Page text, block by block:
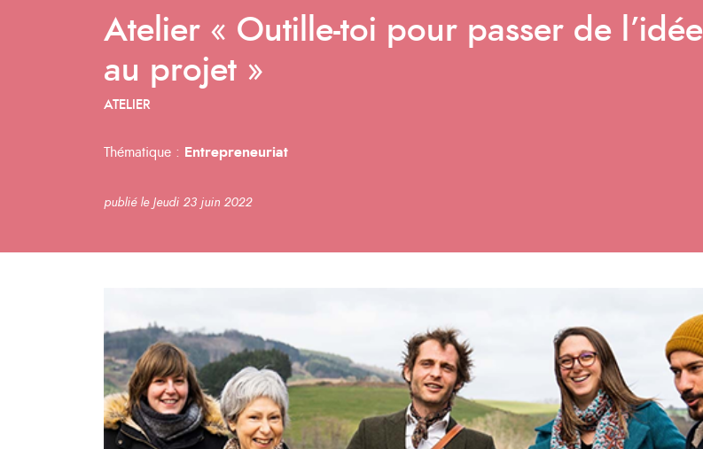
Atelier « Outille-toi pour passer de l’idée
au projet »
ATELIER
Thématique : Entrepreneuriat
publié le Jeudi 23 juin 2022